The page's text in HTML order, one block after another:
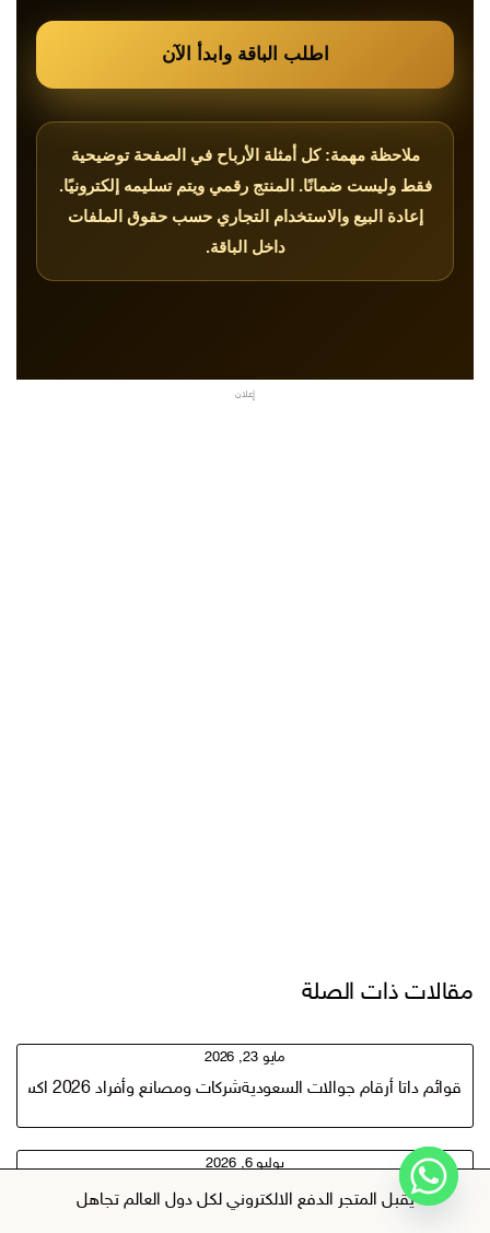
يقبل المتجر الدفع الالكتروني لكل دول العالمتجاهل
اطلب الباقة وابدأ الآن
ملاحظة مهمة: كل أمثلة الأرباح في الصفحة توضيحية
فقط وليست ضمانًا. المنتج رقمي ويتم تسليمه إلكترونيًا.
إعادة البيع والاستخدام التجاري حسب حقوق الملفات
داخل الباقة.
إعلان
مقالات ذات الصلة
مايو 23, 2026
قوائم داتا أرقام جوالات السعوديةشركات ومصانع وأفراد 2026 اكسيل
يوليو 6, 2026
باقة 1000+ هوك hook فيروسي وابدأ بيع منتج رقمي مربح اليوم